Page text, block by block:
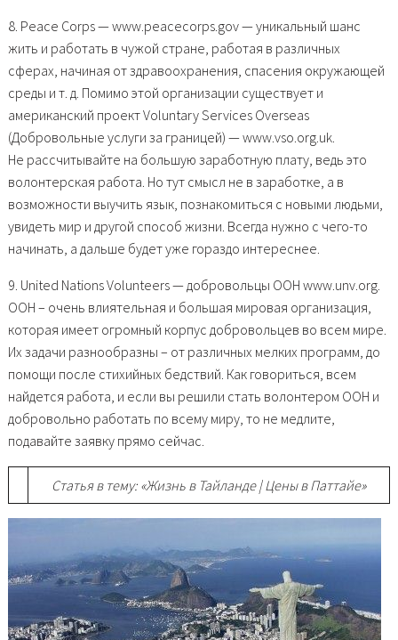
8. Peace Corps — www.peacecorps.gov — уникальный шанс
жить и работать в чужой стране, работая в различных
сферах, начиная от здравоохранения, спасения окружающей
среды и т. д. Помимо этой организации существует и
американский проект Voluntary Services Overseas
(Добровольные услуги за границей) — www.vso.org.uk.
Не рассчитывайте на большую заработную плату, ведь это
волонтерская работа. Но тут смысл не в заработке, а в
возможности выучить язык, познакомиться с новыми людьми,
увидеть мир и другой способ жизни. Всегда нужно с чего-то
начинать, а дальше будет уже гораздо интереснее.
9. United Nations Volunteers — добровольцы ООН www.unv.org.
ООН – очень влиятельная и большая мировая организация,
которая имеет огромный корпус добровольцев во всем мире.
Их задачи разнообразны – от различных мелких программ, до
помощи после стихийных бедствий. Как говориться, всем
найдется работа, и если вы решили стать волонтером ООН и
добровольно работать по всему миру, то не медлите,
подавайте заявку прямо сейчас.
Статья в тему: «Жизнь в Тайланде | Цены в Паттайе»